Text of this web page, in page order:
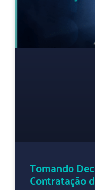
Tomando
Contratação